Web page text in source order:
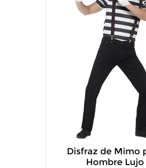
Disfraz de Mimo
Hombre Lujo